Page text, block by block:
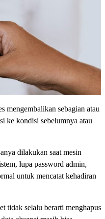
mengembalikan sebagian atau
ke kondisi sebelumnya atau
dilakukan saat mesin
lupa password admin,
untuk mencatat kehadiran
tidak selalu berarti menghapus